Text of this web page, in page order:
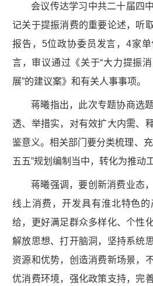
会议传达学习中共二十届四
记关于提振消费的重要论述，听
报告，5位政协委员发言，4家
言，审议通过《关于“大力提振
展”的建议案》和有关人事事项。
蒋曦指出，此次专题协商选
透、举措实，对有效扩大内需、
鉴意义。相关部门要分类梳理、
五五”规划编制当中，转化为推动
蒋曦强调，要创新消费业态
线上消费，开发具有淮北特色
给，更好满足群众多样化、个性
解放思想、打开脑洞，坚持系统
资源和优势，创造消费新场景，
优消费环境，强化政策支持，完